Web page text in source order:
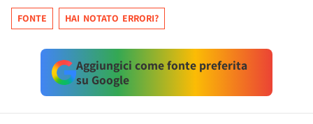
FONTE HAI NOTATO ERRORI?
Aggiungici come fonte preferita
su Google